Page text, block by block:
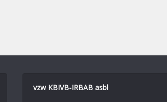
vzw KBIVB-IRBAB asbl